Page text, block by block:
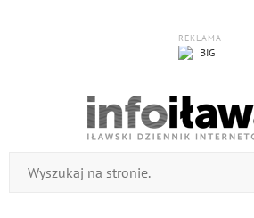
REKLAMA